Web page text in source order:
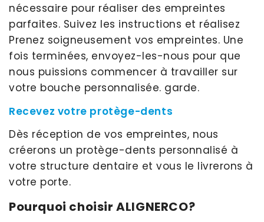
nécessaire pour réaliser des empreintes
parfaites. Suivez les instructions et réalisez
Prenez soigneusement vos empreintes. Une
fois terminées, envoyez-les-nous pour que
nous puissions commencer à travailler sur
votre bouche personnalisée. garde.
Recevez votre protège-dents
Dès réception de vos empreintes, nous
créerons un protège-dents personnalisé à
votre structure dentaire et vous le livrerons à
votre porte.
Pourquoi choisir ALIGNERCO?